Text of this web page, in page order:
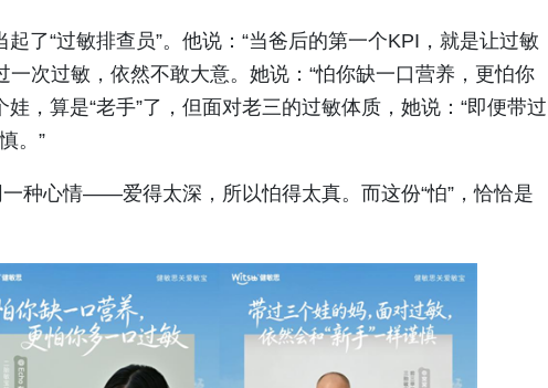
了“过敏排查员”。他说：“当爸后的第一个KPI，就是让过敏
一次过敏，依然不敢大意。她说：“怕你缺一口营养，更怕你
，算是“老手”了，但面对老三的过敏体质，她说：“即便带过
。”
种心情——爱得太深，所以怕得太真。而这份“怕”，恰恰是